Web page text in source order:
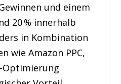
und einem
20 % innerhalb
in Kombination
wie Amazon PPC,
Optimierung